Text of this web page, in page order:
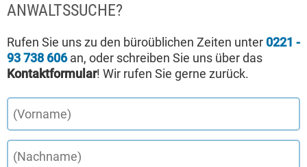
ANWALTSSUCHE?
Rufen Sie uns zu den büroüblichen Zeiten unter 0221 -
93 738 606an, oder schreiben Sie uns über das
Kontaktformular! Wir rufen Sie gerne zurück.